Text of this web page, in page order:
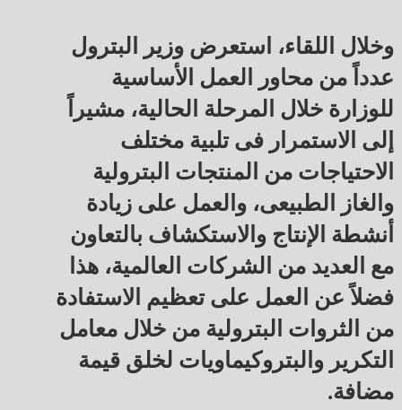
وخلال اللقاء، استعرض وزير البترول
عدداً من محاور العمل الأساسية
للوزارة خلال المرحلة الحالية، مشيراً
إلى الاستمرار فى تلبية مختلف
الاحتياجات من المنتجات البترولية
والغاز الطبيعى، والعمل على زيادة
أنشطة الإنتاج والاستكشاف بالتعاون
مع العديد من الشركات العالمية، هذا
فضلاً عن العمل على تعظيم الاستفادة
من الثروات البترولية من خلال معامل
التكرير والبتروكيماويات لخلق قيمة
مضافة.